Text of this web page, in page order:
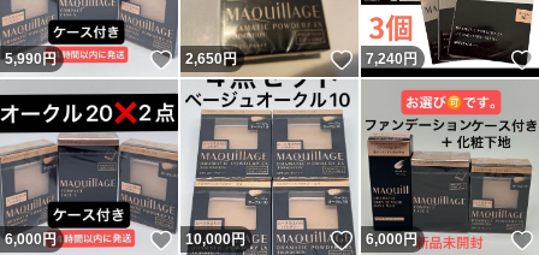
5,990 円 いいね！
2,650円 いいね！
7,240 円
6,000円 いいね！
10,000円 いいね！
6,000円